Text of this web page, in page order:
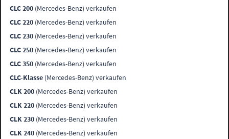
CLC 200 (Mercedes-Benz) verkaufen
CLC 220 (Mercedes-Benz) verkaufen
CLC 230 (Mercedes-Benz) verkaufen
CLC 250 (Mercedes-Benz) verkaufen
CLC 350 (Mercedes-Benz) verkaufen
CLC-Klasse (Mercedes-Benz) verkaufen
CLK 200 (Mercedes-Benz) verkaufen
CLK 220 (Mercedes-Benz) verkaufen
CLK 230 (Mercedes-Benz) verkaufen
CLK 240 (Mercedes-Benz) verkaufen